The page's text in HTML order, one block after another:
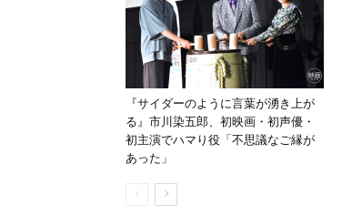
『サイダーのように言葉が湧き上が
る』市川染五郎、初映画・初声優・
初主演でハマり役「不思議なご縁が
あった」